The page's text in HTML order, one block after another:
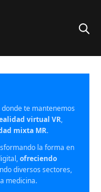
donde te mantenemos
virtual VR,
mixta MR.
ando la forma en
ofreciendo
diversos sectores,
medicina.